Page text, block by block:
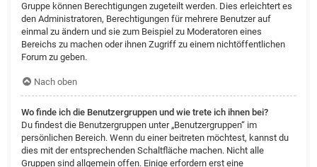
Gruppe können Berechtigungen zugeteilt werden. Dies erleichtert es
den Administratoren, Berechtigungen für mehrere Benutzer auf
einmal zu ändern und sie zum Beispiel zu Moderatoren eines
Bereichs zu machen oder ihnen Zugriff zu einem nichtöffentlichen
Forum zu geben.
Nach oben
Wo finde ich die Benutzergruppen und wie trete ich ihnen bei?
Du findest die Benutzergruppen unter „Benutzergruppen“ im
persönlichen Bereich. Wenn du einer beitreten möchtest, kannst du
dies mit der entsprechenden Schaltfläche machen. Nicht alle
Gruppen sind allgemein offen. Einige erfordern erst eine